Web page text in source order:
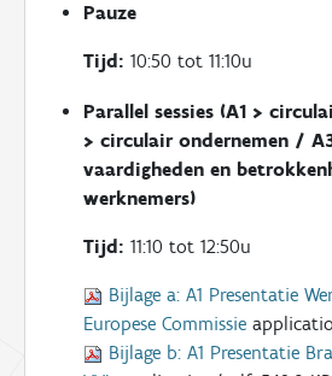
Pauze
Tijd: 10:50 tot 11:10u
Parallel sessies (A1 >
> circulair ondernemen /
vaardigheden en
werknemers)
Tijd: 11:10 tot 12:50u
Bijlage a: A1 Presentatie
Europese Commissie
Bijlage b: A1 Presentatie